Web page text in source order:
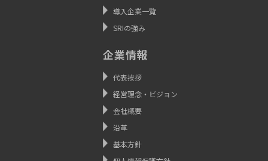
導入企業一覧
SRIの強み
企業情報
代表挨拶
経営理念・ビジョン
会社概要
沿革
基本方針